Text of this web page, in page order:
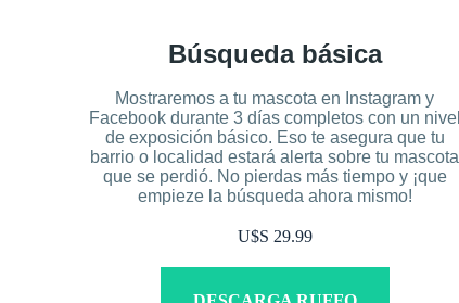
Búsqueda básica
Mostraremos a tu mascota en Instagram y
Facebook durante 3 días completos con un nivel
de exposición básico. Eso te asegura que tu
barrio o localidad estará alerta sobre tu mascota
que se perdió. No pierdas más tiempo y ¡que
empieze la búsqueda ahora mismo!
U$S 29.99